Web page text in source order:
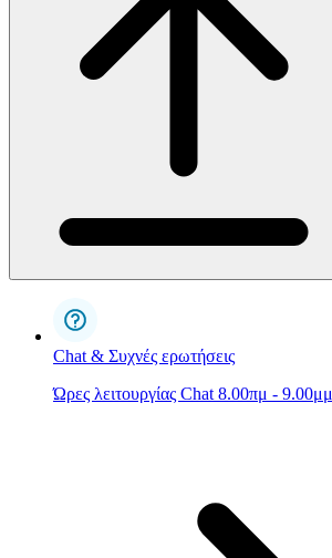
Chat & Συχνές ερωτήσεις
Ώρες λειτουργίας Chat 8.00πμ - 9.00μμ